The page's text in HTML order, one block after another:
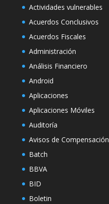
Actividades vulnerables
Acuerdos Conclusivos
Acuerdos Fiscales
Administración
Análisis Financiero
Android
Aplicaciones
Aplicaciones Móviles
Auditoría
Avisos de Compensación
Batch
BBVA
BID
Boletin